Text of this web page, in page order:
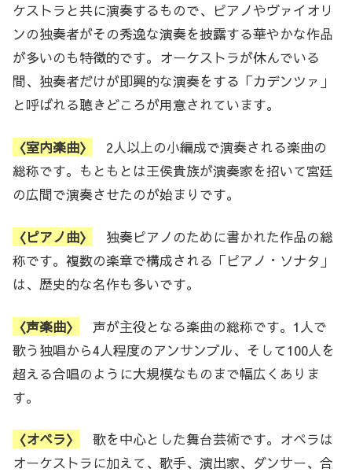
ケストラと共に演奏するもので、ピアノやヴァイオリ
ンの独奏者がその秀逸な演奏を披露する華やかな作品
が多いのも特徴的です。オーケストラが休んでいる
間、独奏者だけが即興的な演奏をする「カデンツァ」
と呼ばれる聴きどころが用意されています。
〈室内楽曲〉
2人以上の小編成で演奏される楽曲の
総称です。もともとは王侯貴族が演奏家を招いて宮廷
の広間で演奏させたのが始まりです。
〈ピアノ曲〉
独奏ピアノのために書かれた作品の総
称です。複数の楽章で構成される「ピアノ・ソナタ」
は、歴史的な名作も多いです。
〈声楽曲〉
声が主役となる楽曲の総称です。1人で
歌う独唱から4人程度のアンサンブル、そして100人を
超える合唱のように大規模なものまで幅広くありま
す。
〈オペラ〉
歌を中心とした舞台芸術です。オペラは
オーケストラに加えて、歌手、演出家、ダンサー、合